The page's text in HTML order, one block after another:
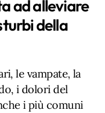
ad alleviare
della
le vampate, la
i dolori del
i più comuni